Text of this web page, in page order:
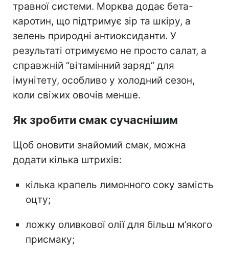
травної системи. Морква додає бета-
каротин, що підтримує зір та шкіру, а
зелень природні антиоксиданти. У
результаті отримуємо не просто салат, а
справжній “вітамінний заряд” для
імунітету, особливо у холодний сезон,
коли свіжих овочів менше.
Як зробити смак сучаснішим
Щоб оновити знайомий смак, можна
додати кілька штрихів:
кілька крапель лимонного соку замість
оцту;
ложку оливкової олії для більш м’якого
присмаку;